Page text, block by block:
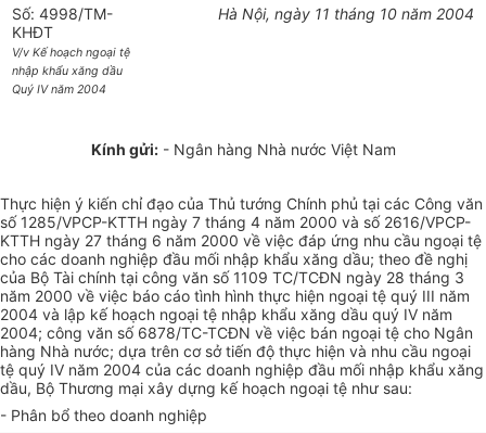
Số: 4998/TM-
KHĐT
V/v Kế hoạch ngoại tệ
nhập khẩu xăng dầu
Quý IV năm 2004
Hà Nội, ngày 11 tháng 10 năm 2004
Kính gửi:- Ngân hàng Nhà nước Việt Nam
Thực hiện ý kiến chỉ đạo của Thủ tướng Chính phủ tại các Công văn
số 1285/VPCP-KTTH ngày 7 tháng 4 năm 2000 và số 2616/VPCP-
KTTH ngày 27 tháng 6 năm 2000 về việc đáp ứng nhu cầu ngoại tệ
cho các doanh nghiệp đầu mối nhập khẩu xăng dầu; theo đề nghị
của Bộ Tài chính tại công văn số 1109 TC/TCĐN ngày 28 tháng 3
năm 2000 về việc báo cáo tình hình thực hiện ngoại tệ quý III năm
2004 và lập kế hoạch ngoại tệ nhập khẩu xăng dầu quý IV năm
2004; công văn số 6878/TC-TCĐN về việc bán ngoại tệ cho Ngân
hàng Nhà nước; dựa trên cơ sở tiến độ thực hiện và nhu cầu ngoại
tệ quý IV năm 2004 của các doanh nghiệp đầu mối nhập khẩu xăng
dầu, Bộ Thương mại xây dựng kế hoạch ngoại tệ như sau:
- Phân bổ theo doanh nghiệp